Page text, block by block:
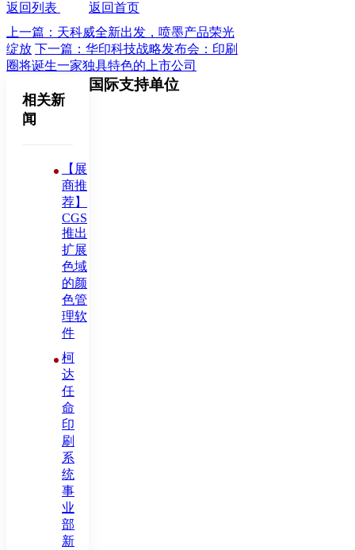
返回列表
返回首页
上一篇：天科威全新出发，喷墨产品荣光
绽放 下一篇：华印科技战略发布会：印刷
圈将诞生一家独具特色的上市公司
相关新
闻
【展
商推
荐】
CGS
推出
扩展
色域
的颜
色管
理软
件
柯
达
任
命
印
刷
系
统
事
业
部
新
国际支持单位